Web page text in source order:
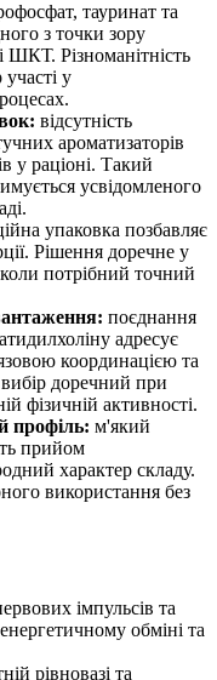
тауринат та
з точки зору
ШКТ. Різноманітність
у
відсутність
ароматизаторів
у раціоні. Такий
усвідомленого
упаковка позбавляє
Рішення доречне у
коли потрібний точний
поєднання
адресує
координацією та
доречний при
фізичній активності.
профіль: м'який
прийом
характер складу.
використання без
імпульсів та
обміні та
рівновазі та